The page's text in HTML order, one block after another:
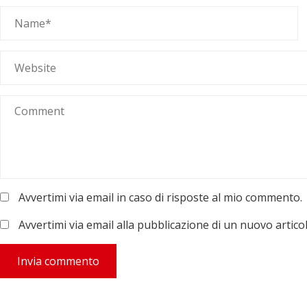
Avvertimi via email in caso di risposte al mio commento.
Avvertimi via email alla pubblicazione di un nuovo